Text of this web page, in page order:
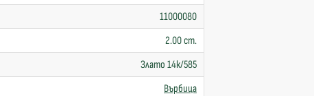
11000080
2.00 cm.
Злато 14к/585
Върбица